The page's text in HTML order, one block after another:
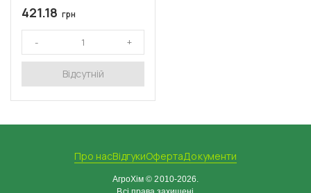
421.18 грн
Відсутній
Про насВідгукиОфертаДокументи
АгроХім © 2010-2026.